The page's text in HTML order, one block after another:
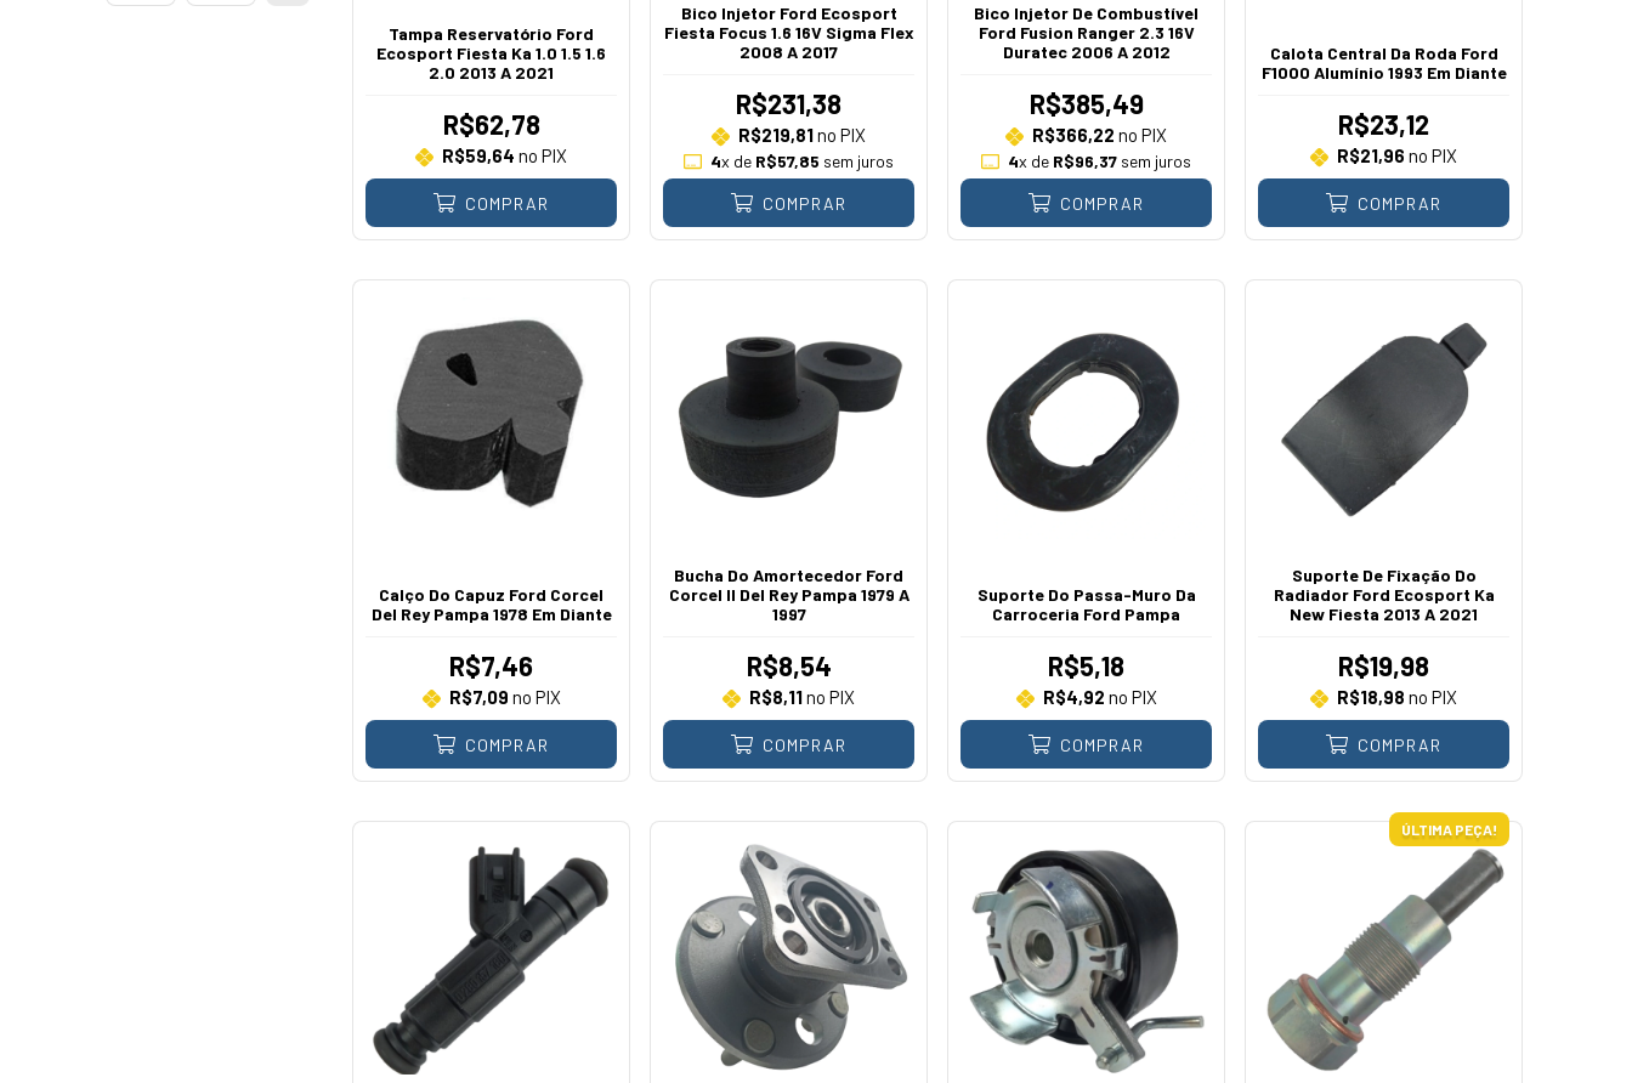
Tampa Reservatório Ford
Ecosport Fiesta Ka 1.0 1.5 1.6
2.0 2013 A 2021
R$62,78
R$59,64 no PIX
COMPRAR
Bico Injetor Ford Ecosport
Fiesta Focus 1.6 16V Sigma Flex
2008 A 2017
R$231,38
R$219,81no PIX
4x de R$57,85 sem juros
COMPRAR
Bico Injetor De Combustível
Ford Fusion Ranger 2.3 16V
Duratec 2006 A 2012
R$385,49
R$366,22 no PIX
4x de R$96,37 sem juros
COMPRAR
Calota Central Da Roda Ford
F1000 Alumínio 1993 Em Diante
R$23,12
R$21,96 no PIX
COMPRAR
Calço Do Capuz Ford Corcel
Del Rey Pampa 1978 Em Diante
R$7,46
R$7,09 no PIX
COMPRAR
Bucha Do Amortecedor Ford
Corcel II Del Rey Pampa 1979 A
1997
R$8,54
R$8,11no PIX
COMPRAR
Suporte Do Passa-Muro Da
Carroceria Ford Pampa
R$5,18
R$4,92 no PIX
COMPRAR
Suporte De Fixação Do
Radiador Ford Ecosport Ka
New Fiesta 2013 A 2021
R$19,98
R$18,98 no PIX
COMPRAR
ÚLTIMA PEÇA!